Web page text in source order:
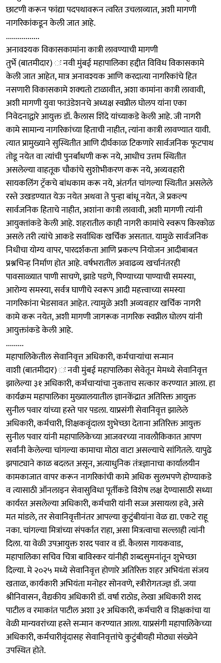
छाटणी करून फांद्या पदपथावरून त्वरित उचलाव्यात, अशी मागणी
नागरिकांकडून केली जात आहे.
.................
अनावश्यक विकासकामांना कात्री लावण्याची मागणी
तुर्भे (बातमीदार) ः नवी मुंबई महापालिका हद्दीत विविध विकासकामे
केली जात आहेत, मात्र अनावश्यक आणि करदात्या नागरिकांचे हित
नसणारी विकासकामे शक्‍यतो टाळावीत, अशा कामांना कात्री लावावी,
अशी मागणी युवा फाउंडेशनचे अध्यक्ष स्वप्नील घोलप यांना एका
निवेदनाद्वारे आयुक्त डॉ. कैलास शिंदे यांच्याकडे केली आहे. जी नागरी
कामे सामान्य नागरिकांच्या हिताची नाहीत, त्‍यांना कात्री लावण्यात यावी.
त्यात प्रामुख्याने सुस्थितीत आणि दीर्घकाळ टिकणारे सार्वजनिक फूटपाथ
तोडू नयेत वा त्यांची पुनर्बांधणी करू नये, आधीच उत्तम स्थितीत
असलेल्या वाहतूक चौकांचे सुशोभीकरण करू नये, अव्यवहारी
सायकलिंग ट्रॅकचे बांधकाम करू नये, अंतर्गत चांगल्या स्थितीत असलेले
रस्ते उखडण्यात येऊ नयेत अथवा ते पुन्हा बांधू नयेत, जे प्रकल्प
सार्वजनिक हिताचे नाहीत, अशांना कात्री लावावी, अशी मागणी त्‍यांनी
आयुक्‍तांकडे केली आहे. शहरातील काही नागरी कामांचे स्वरूप किरकोळ
असले तरी त्यांचे आकडे सर्वाधिक खर्चिक असतात. यामुळे सार्वजनिक
निधीचा योग्य वापर, पारदर्शकता आणि प्रकल्प नियोजन आदीबाबत
प्रश्नचिन्ह निर्माण होत आहे. वर्षभरातील अवाढव्य खर्चानंतरही
पावसाळ्यात पाणी साचणे, झाडे पडणे, पिण्याच्या पाण्याची समस्या,
आरोग्य समस्या, सर्वत्र घाणीचे स्‍वरूप आदी महत्त्वाच्या समस्या
नागरिकांना भेडसावत आहेत. त्‍यामुळे अशी अव्यवहार खर्चिक नागरी
कामे करू नयेत, अशी मागणी जागरूक नागरिक स्वप्नील घोलप यांनी
आयुक्तांकडे केली आहे.
.........
महापालिकेतील सेवानिवृत्त अधिकारी, कर्मचाऱ्यांचा सन्मान
वाशी (बातमीदार) ः नवी मुंबई महापालिका सेवेतून मेमध्ये सेवानिवृत्त
झालेल्या ३१ अधिकारी, कर्मचाऱ्यांचा नुकताच सत्‍कार करण्यात आला. हा
कार्यक्रम महापालिका मुख्यालयातील ज्ञानकेंद्रात अतिरिक्त आयुक्त
सुनील पवार यांच्या हस्ते पार पडला. याप्रसंगी सेवानिवृत्त झालेले
अधिकारी, कर्मचारी, शिक्षकवृंदाला शुभेच्छा देताना अतिरिक्त आयुक्त
सुनील पवार यांनी महापालिकेच्या आजवरच्या नावलौकिकात आपण
सर्वांनी केलेल्या चांगल्या कामाचा मोठा वाटा असल्याचे सांगितले. यापुढे
झपाट्याने काळ बदलत असून, अत्याधुनिक तंत्रज्ञानाचा कार्यालयीन
कामकाजात वापर करून नागरिकांची कामे अधिक सुलभपणे होण्याकडे
व त्यासाठी ऑनलाइन सेवासुविधा पूर्तीकडे विशेष लक्ष देण्यासाठी सध्या
कार्यरत असलेल्या अधिकारी, कर्मचारी यांनी सज्ज असायला हवे, असे
मत मांडले, तर सेवानिवृत्तीनंतर आपल्या कुटुंबीयांना वेळ द्या. एकटे राहू
नका. चांगल्या मित्रांच्या संपर्कात राहा, असा मित्रत्वाचा सल्लाही त्यांनी
दिला. या वेळी उपआयुक्त शरद पवार व डॉ. कैलास गायकवाड,
महापालिका सचिव चित्रा बाविस्कर यांनीही शब्दसुमनांतून शुभेच्छा
दिल्या. मे २०२५ मध्ये सेवानिवृत्त होणारे अतिरिक्त शहर अभियंता संजय
खताळ, कार्यकारी अभियंता मनोहर सोनवणे, स्त्रीरोगतज्ज्ञ डॉ. जया
श्रीनिवासन, वैद्यकीय अधिकारी डॉ. वर्षा राठोड, लेखा अधिकारी शरद
पाटील व रमाकांत पाटील अशा ३१ अधिकारी, कर्मचारी व शिक्षकांचा या
वेळी मान्यवरांच्या हस्ते सन्मान करण्यात आला. याप्रसंगी महापालिकेच्या
अधिकारी, कर्मचारीवृंदासह सेवानिवृत्तांचे कुटुंबीयही मोठ्या संख्येने
उपस्थित होते.